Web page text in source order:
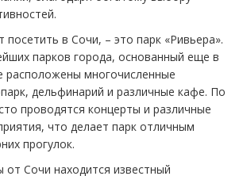
посетить в Сочи, – это парк «Ривьера».
парков города, основанный еще в
расположены многочисленные
дельфинарий и различные кафе. По
проводятся концерты и различные
что делает парк отличным
прогулок.
от Сочи находится известный